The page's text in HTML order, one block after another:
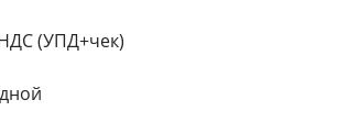
(УПД+чек)